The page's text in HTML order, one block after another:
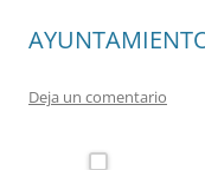
Deja un comentario